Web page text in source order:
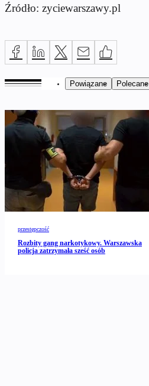
Źródło: zyciewarszawy.pl
Powiązane Polecane
przestępczość
Rozbity gang narkotykowy. Warszawska
policja zatrzymała sześć osób